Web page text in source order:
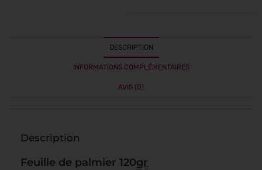
DESCRIPTION
INFORMATIONS COMPLÉMENTAIRES
AVIS (0)
Description
Feuille de palmier 120gr